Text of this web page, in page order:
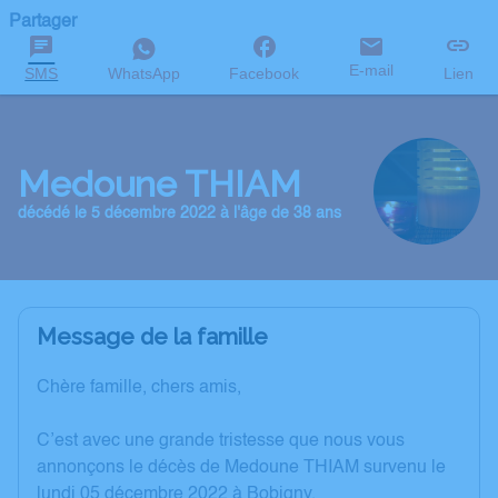
Partager
SMS WhatsApp Facebook E-mail Lien
Medoune THIAM
décédé le 5 décembre 2022 à l'âge de 38 ans
Message de la famille
Chère famille, chers amis,
C’est avec une grande tristesse que nous vous
annonçons le décès de Medoune THIAM survenu le